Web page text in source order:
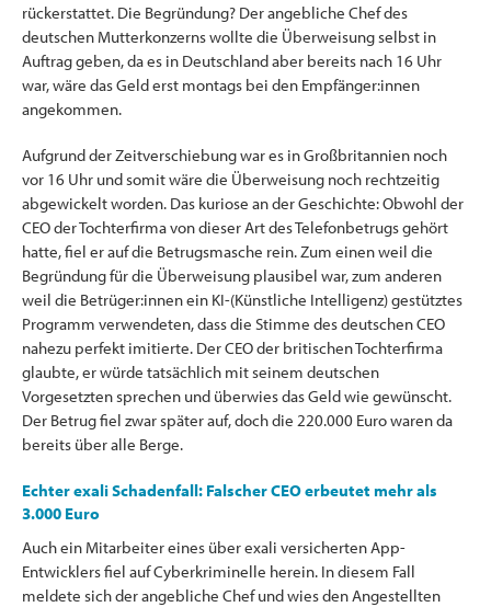
rückerstattet. Die Begründung? Der angebliche Chef des
deutschen Mutterkonzerns wollte die Überweisung selbst in
Auftrag geben, da es in Deutschland aber bereits nach 16 Uhr
war, wäre das Geld erst montags bei den Empfänger:innen
angekommen.
Aufgrund der Zeitverschiebung war es in Großbritannien noch
vor 16 Uhr und somit wäre die Überweisung noch rechtzeitig
abgewickelt worden. Das kuriose an der Geschichte: Obwohl der
CEO der Tochterfirma von dieser Art des Telefonbetrugs gehört
hatte, fiel er auf die Betrugsmasche rein. Zum einen weil die
Begründung für die Überweisung plausibel war, zum anderen
weil die Betrüger:innen ein KI-(Künstliche Intelligenz) gestütztes
Programm verwendeten, dass die Stimme des deutschen CEO
nahezu perfekt imitierte. Der CEO der britischen Tochterfirma
glaubte, er würde tatsächlich mit seinem deutschen
Vorgesetzten sprechen und überwies das Geld wie gewünscht.
Der Betrug fiel zwar später auf, doch die 220.000 Euro waren da
bereits über alle Berge.
Echter exali Schadenfall: Falscher CEO erbeutet mehr als
3.000 Euro
Auch ein Mitarbeiter eines über exali versicherten App-
Entwicklers fiel auf Cyberkriminelle herein. In diesem Fall
meldete sich der angebliche Chef und wies den Angestellten